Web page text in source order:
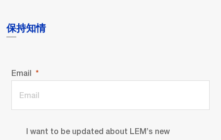
保持知情
Email
I want to be updated about LEM’s new